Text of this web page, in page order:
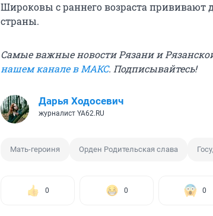
Широковы с раннего возраста прививают
страны.
Самые важные новости Рязани и
нашем канале в МАКС. Подписывайтесь!
Дарья Ходосевич
журналист YA62.RU
Мать-героиня Орден Родительская слава
0 0 0